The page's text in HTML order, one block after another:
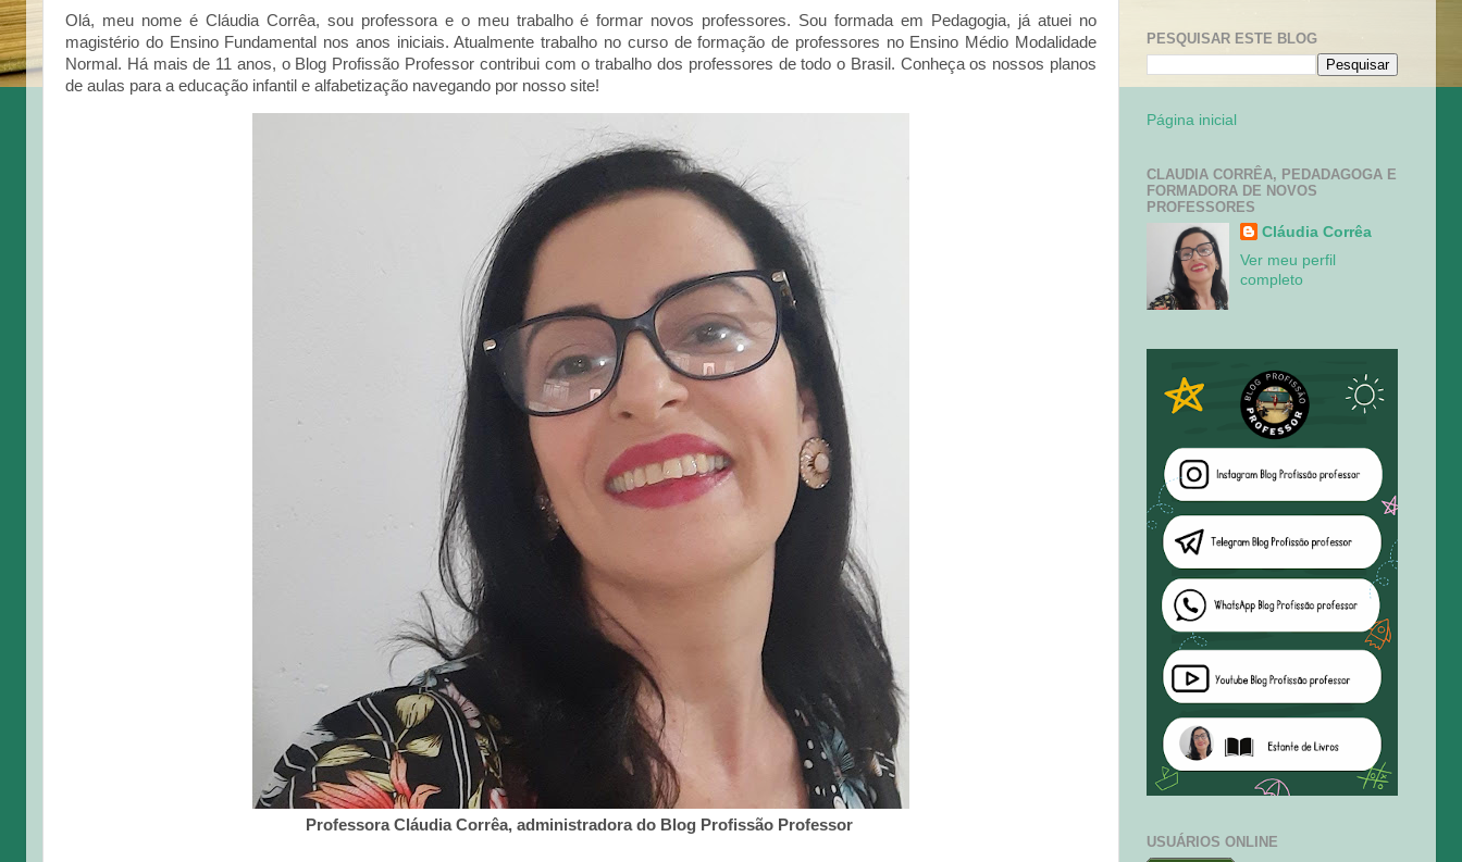
Olá, meu nome é Cláudia Corrêa, sou professora e o meu trabalho é formar novos professores. Sou formada em Pedagogia, já atuei no
magistério do Ensino Fundamental nos anos iniciais. Atualmente trabalho no curso de formação de professores no Ensino Médio Modalidade
Normal. Há mais de 11 anos, o Blog Profissão Professor contribui com o trabalho dos professores de todo o Brasil. Conheça os nossos planos
de aulas para a educação infantil e alfabetização navegando por nosso site!
Professora Cláudia Corrêa, administradora do Blog Profissão Professor
PESQUISAR ESTE BLOG
Página inicial
CLAUDIA CORRÊA, PEDADAGOGA E
FORMADORA DE NOVOS
PROFESSORES
Cláudia Corrêa
Ver meu perfil
completo
USUÁRIOS ONLINE